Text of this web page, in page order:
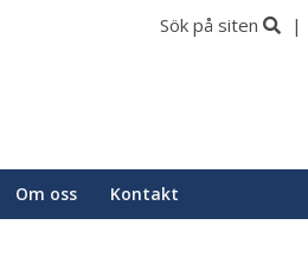
Sök på siten
Om oss Kontakt